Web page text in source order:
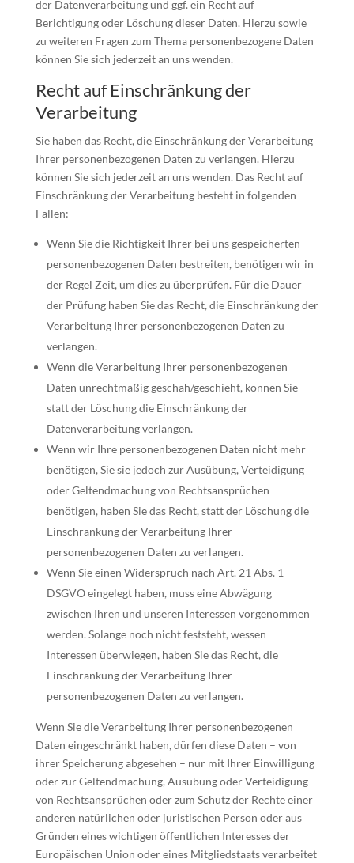
der Datenverarbeitung und ggf. ein Recht auf
Berichtigung oder Löschung dieser Daten. Hierzu sowie
zu weiteren Fragen zum Thema personenbezogene Daten
können Sie sich jederzeit an uns wenden.
Recht auf Einschränkung der
Verarbeitung
Sie haben das Recht, die Einschränkung der Verarbeitung
Ihrer personenbezogenen Daten zu verlangen. Hierzu
können Sie sich jederzeit an uns wenden. Das Recht auf
Einschränkung der Verarbeitung besteht in folgenden
Fällen:
Wenn Sie die Richtigkeit Ihrer bei uns gespeicherten
personenbezogenen Daten bestreiten, benötigen wir in
der Regel Zeit, um dies zu überprüfen. Für die Dauer
der Prüfung haben Sie das Recht, die Einschränkung der
Verarbeitung Ihrer personenbezogenen Daten zu
verlangen.
Wenn die Verarbeitung Ihrer personenbezogenen
Daten unrechtmäßig geschah/geschieht, können Sie
statt der Löschung die Einschränkung der
Datenverarbeitung verlangen.
Wenn wir Ihre personenbezogenen Daten nicht mehr
benötigen, Sie sie jedoch zur Ausübung, Verteidigung
oder Geltendmachung von Rechtsansprüchen
benötigen, haben Sie das Recht, statt der Löschung die
Einschränkung der Verarbeitung Ihrer
personenbezogenen Daten zu verlangen.
Wenn Sie einen Widerspruch nach Art. 21 Abs. 1
DSGVO eingelegt haben, muss eine Abwägung
zwischen Ihren und unseren Interessen vorgenommen
werden. Solange noch nicht feststeht, wessen
Interessen überwiegen, haben Sie das Recht, die
Einschränkung der Verarbeitung Ihrer
personenbezogenen Daten zu verlangen.
Wenn Sie die Verarbeitung Ihrer personenbezogenen
Daten eingeschränkt haben, dürfen diese Daten – von
ihrer Speicherung abgesehen – nur mit Ihrer Einwilligung
oder zur Geltendmachung, Ausübung oder Verteidigung
von Rechtsansprüchen oder zum Schutz der Rechte einer
anderen natürlichen oder juristischen Person oder aus
Gründen eines wichtigen öffentlichen Interesses der
Europäischen Union oder eines Mitgliedstaats verarbeitet